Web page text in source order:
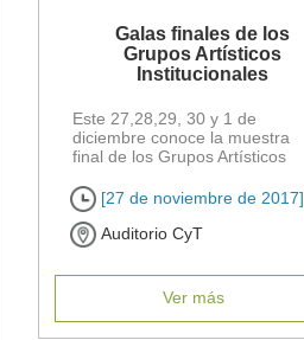
Galas finales de los
Grupos Artísticos
Institucionales
Este 27,28,29, 30 y 1 de
diciembre conoce la muestra
final de los Grupos Artísticos
desarrollado en este [...]
[27 de noviembre de 2017]
Auditorio CyT
Ver más